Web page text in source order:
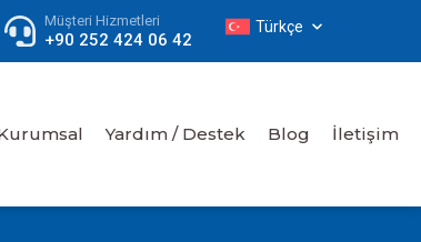
Müşteri Hizmetleri
+90 252 424 06 42
Türkçe
Yardım / Destek Blog İletişim